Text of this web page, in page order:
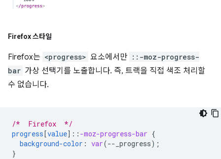
Firefox 스타일
Firefox는 <progress> 요소에서만 ::-moz-progress-
bar 가상 선택기를 노출합니다. 즉, 트랙을 직접 색조 처리할
수 없습니다.
/*  Firefox  */
progress [value] :: -moz-progress-bar {
background-color : var(-- _progress);
}